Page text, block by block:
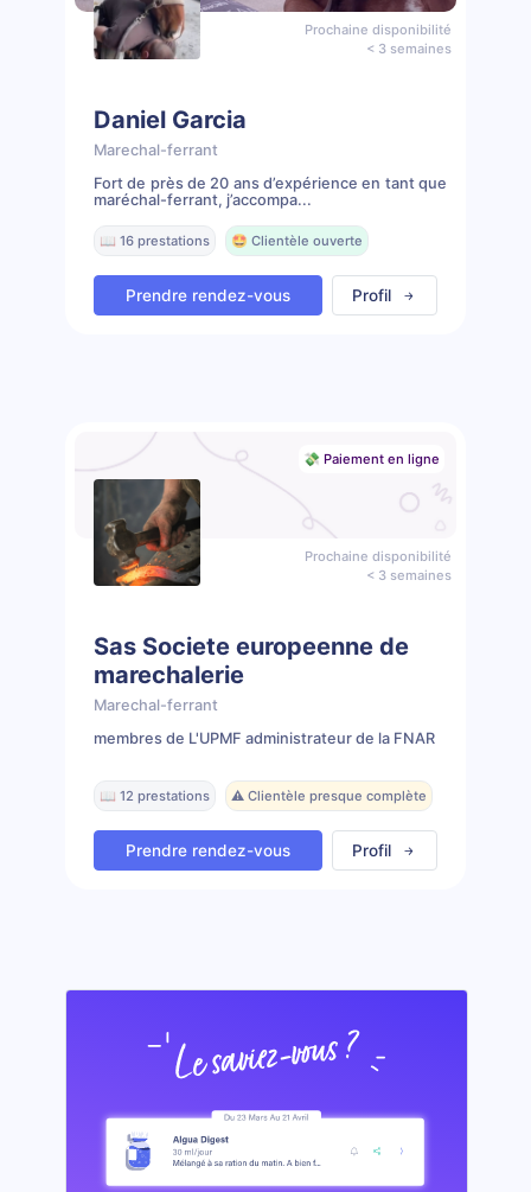
Prochaine disponibilité
< 3 semaines
Daniel Garcia
Marechal-ferrant
Fort de près de 20 ans d’expérience en tant que
maréchal-ferrant, j’accompa...
📖 16 prestations 🤩 Clientèle ouverte
Prendre rendez-vous Profil
💸 Paiement en ligne
Prochaine disponibilité
< 3 semaines
Sas Societe europeenne de
marechalerie
Marechal-ferrant
membres de L'UPMF administrateur de la FNAR
📖 12 prestations ⚠️ Clientèle presque complète
Prendre rendez-vous Profil